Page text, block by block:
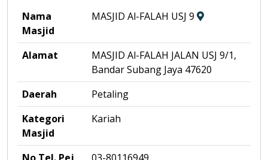
Nama
Masjid
MASJID Al-FALAH USJ 9
Alamat
MASJID Al-FALAH JALAN USJ 9/1,
Bandar Subang Jaya 47620
Daerah
Petaling
Kategori
Masjid
Kariah